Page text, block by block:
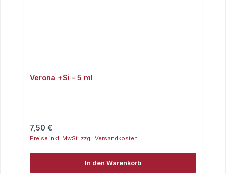
Verona +Si - 5 ml
Regulärer Preis:
7,50 €
Preise inkl. MwSt. zzgl. Versandkosten
In den Warenkorb